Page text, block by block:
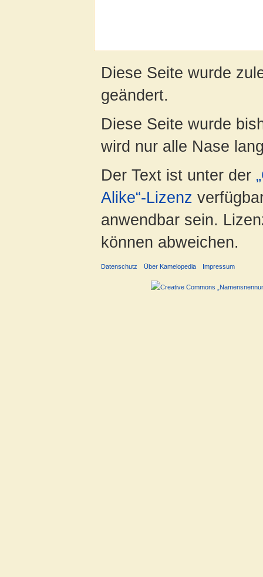
Diese Seite wurde
geändert.
Diese Seite wurde
wird nur alle Nase
Der Text ist unter der
Alike“-Lizenz
anwendbar sein.
können abweichen.
Datenschutz Über Kamelopedia Impressum